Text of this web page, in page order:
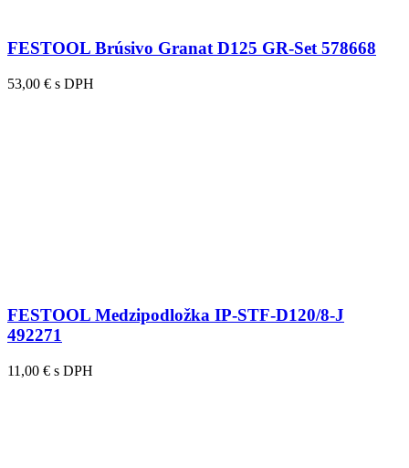
FESTOOL Brúsivo Granat D125 GR-Set 578668
53,00 € s DPH
FESTOOL Medzipodložka IP-STF-D120/8-J
492271
11,00 € s DPH